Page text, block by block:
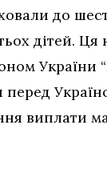
до
дітей. Ця
України
перед
виплати